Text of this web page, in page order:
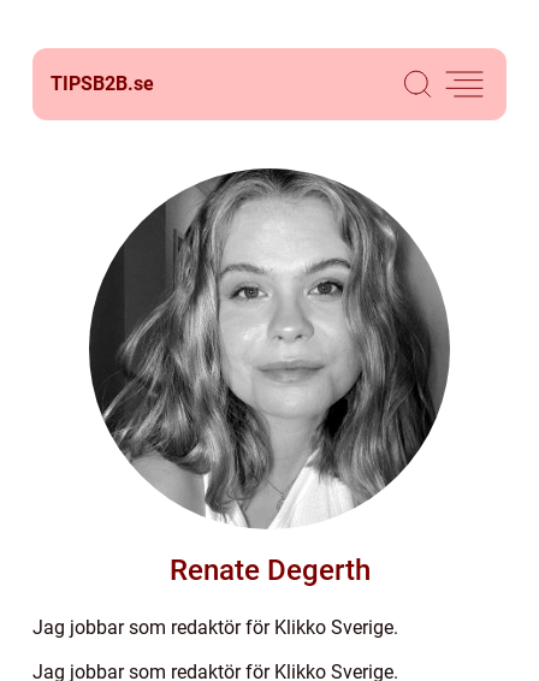
TIPSB2B.se
Renate Degerth
Jag jobbar som redaktör för Klikko Sverige.
Jag jobbar som redaktör för Klikko Sverige.